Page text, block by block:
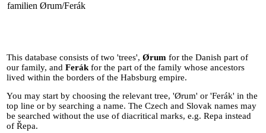
familien Ørum/Ferák
This database consists of two 'trees', Ørum for the Danish part of
our family, and Ferák for the part of the family whose ancestors
lived within the borders of the Habsburg empire.
You may start by choosing the relevant tree, 'Ørum' or 'Ferák' in the
top line or by searching a name. The Czech and Slovak names may
be searched without the use of diacritical marks, e.g. Repa instead
of Řepa.